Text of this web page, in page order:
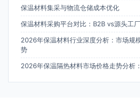
保温材料集采与物流仓储成本优化
保温材料采购平台对比：B2B vs源头工
2026年保温材料行业深度分析：市场规
势
2026年保温隔热材料市场价格走势分析